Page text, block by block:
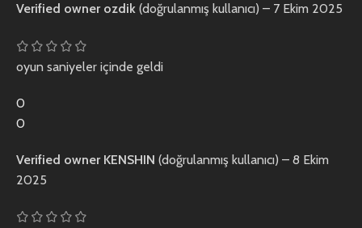
Verified owner ozdik (doğrulanmış kullanıcı) – 7 Ekim 2025
oyun saniyeler içinde geldi
0
0
Verified owner KENSHIN (doğrulanmış kullanıcı) – 8 Ekim
2025